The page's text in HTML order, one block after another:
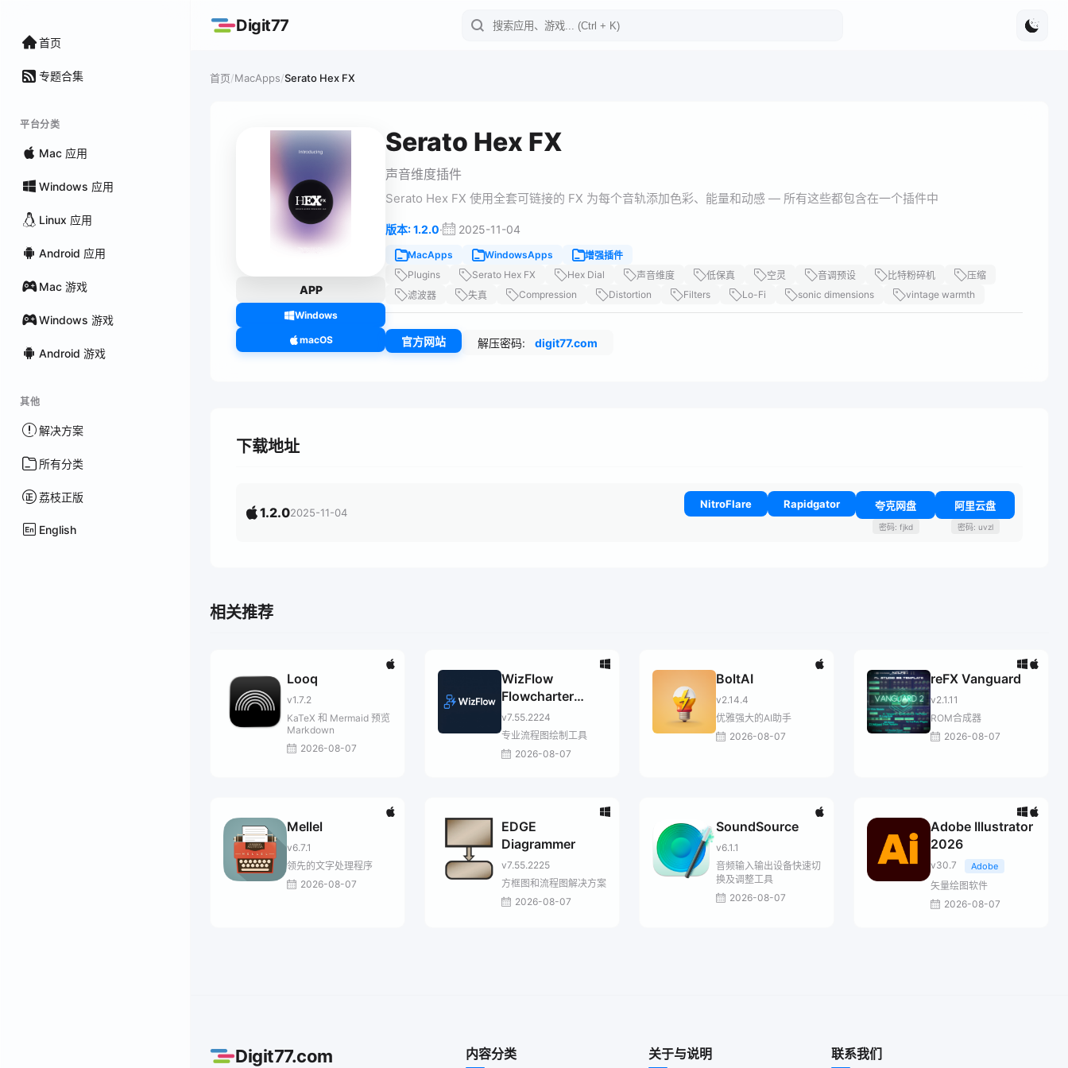
首页
专题合集
平台分类
Mac 应用
Windows 应用
Linux 应用
Android 应用
Mac 游戏
Windows 游戏
Android 游戏
其他
解决方案
所有分类
荔枝正版
English
Digit77
首页/MacApps/Serato Hex FX
APP
Windows
macOS
Serato Hex FX
声音维度插件
Serato Hex FX 使用全套可链接的 FX 为每个音轨添加色彩、能量和动感 — 所有这些都包含在一个插件中
版本: 1.2.0· 2025-11-04
MacApps WindowsApps
增强插件
Plugins
Serato Hex FX Hex Dial 声音维度 低保真 空灵 音调预设 比特粉碎机
压缩
滤波器
失真 Compression Distortion Filters Lo-Fi sonic dimensions vintage warmth
官方网站 解压密码: digit77.com
下载地址
1.2.02025-11-04
NitroFlare Rapidgator 夸克网盘
密码: fjkd
阿里云盘
密码: uvzl
相关推荐
Looq
v1.7.2
KaTeX 和 Mermaid 预览
Markdown
2026-08-07
WizFlow
Flowcharter
Professional
v7.55.2224
专业流程图绘制工具
2026-08-07
BoltAI
v2.14.4
优雅强大的AI助手
2026-08-07
reFX Vanguard
v2.1.11
ROM合成器
2026-08-07
Mellel
v6.7.1
领先的文字处理程序
2026-08-07
EDGE
Diagrammer
v7.55.2225
方框图和流程图解决方案
2026-08-07
SoundSource
v6.1.1
音频输入输出设备快速切
换及调整工具
2026-08-07
Adobe Illustrator
2026
v30.7 Adobe
矢量绘图软件
2026-08-07
Digit77.com 内容分类 关于与说明 联系我们